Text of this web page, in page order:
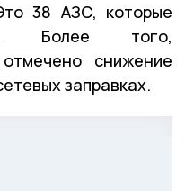
38 АЗС, которые
Более того,
снижение
заправках.